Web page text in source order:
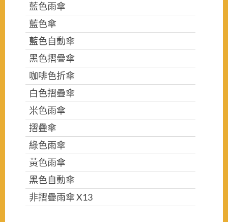
藍色雨傘
藍色傘
藍色自動傘
黑色摺疊傘
咖啡色折傘
白色摺疊傘
米色雨傘
摺疊傘
綠色雨傘
黃色雨傘
黑色自動傘
非摺疊雨傘 X13